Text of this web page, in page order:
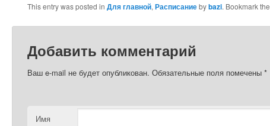
This entry was posted in Для главной, Расписаниеbybazi. Bookmark the
Добавить комментарий
Ваш e-mail не будет опубликован. Обязательные поля помечены *
Имя